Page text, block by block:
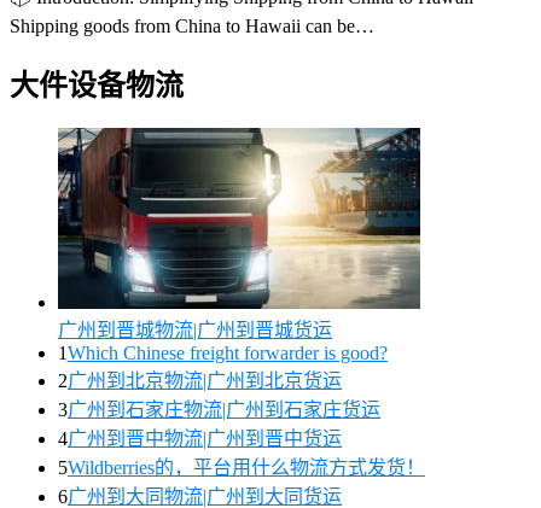
Shipping goods from China to Hawaii can be…
大件设备物流
广州到晋城物流|广州到晋城货运
1Which Chinese freight forwarder is good?
2广州到北京物流|广州到北京货运
3广州到石家庄物流|广州到石家庄货运
4广州到晋中物流|广州到晋中货运
5Wildberries的，平台用什么物流方式发货！
6广州到大同物流|广州到大同货运